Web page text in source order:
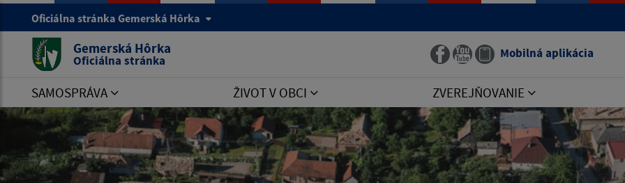
Oficiálna stránka Gemerská Hôrka
Gemerská Hôrka
Oficiálna stránka Mobilná aplikácia
SAMOSPRÁVA ŽIVOT V OBCI ZVEREJŇOVANIE